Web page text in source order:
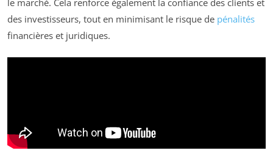
des investisseurs, tout en minimisant le risque de pénalités
financières et juridiques.